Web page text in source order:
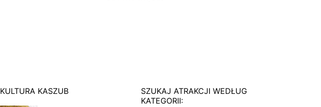
KULTURA KASZUB
SZUKAJ ATRAKCJI WEDŁUG
KATEGORII: